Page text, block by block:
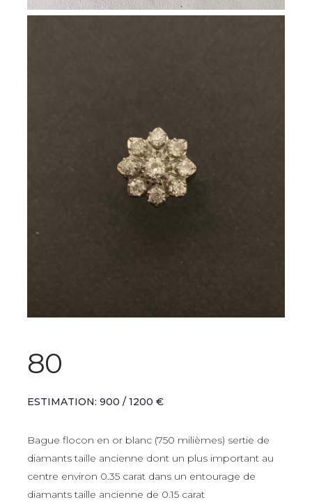
80
ESTIMATION: 900 / 1200 €
Bague flocon en or blanc (750 milièmes) sertie de
diamants taille ancienne dont un plus important au
centre environ 0.35 carat dans un entourage de
diamants taille ancienne de 0.15 carat